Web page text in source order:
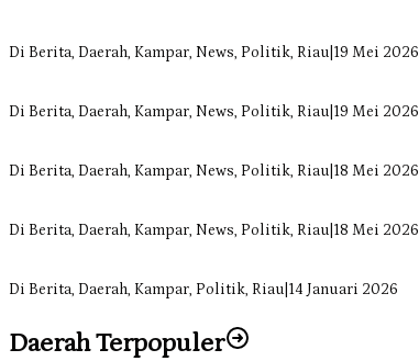
Di Berita, Daerah, Kampar, News, Politik, Riau 19 Mei 2026
Di Berita, Daerah, Kampar, News, Politik, Riau 19 Mei 2026
Di Berita, Daerah, Kampar, News, Politik, Riau 18 Mei 2026
Di Berita, Daerah, Kampar, News, Politik, Riau 18 Mei 2026
Di Berita, Daerah, Kampar, Politik, Riau 14 Januari 2026
Daerah Terpopuler